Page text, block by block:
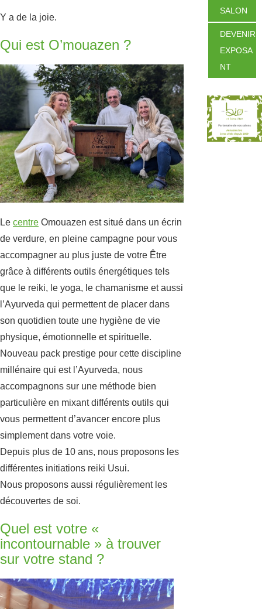
Y a de la joie.
Qui est O’mouazen ?
Le centre Omouazen est situé dans un écrin
de verdure, en pleine campagne pour vous
accompagner au plus juste de votre Être
grâce à différents outils énergétiques tels
que le reiki, le yoga, le chamanisme et aussi
l’Ayurveda qui permettent de placer dans
son quotidien toute une hygiène de vie
physique, émotionnelle et spirituelle.
Nouveau pack prestige pour cette discipline
millénaire qui est l’Ayurveda, nous
accompagnons sur une méthode bien
particulière en mixant différents outils qui
vous permettent d’avancer encore plus
simplement dans votre voie.
Depuis plus de 10 ans, nous proposons les
différentes initiations reiki Usui.
Nous proposons aussi régulièrement les
découvertes de soi.
Quel est votre «
incontournable » à trouver
sur votre stand ?
SALON
DEVENIR
EXPOSA
NT